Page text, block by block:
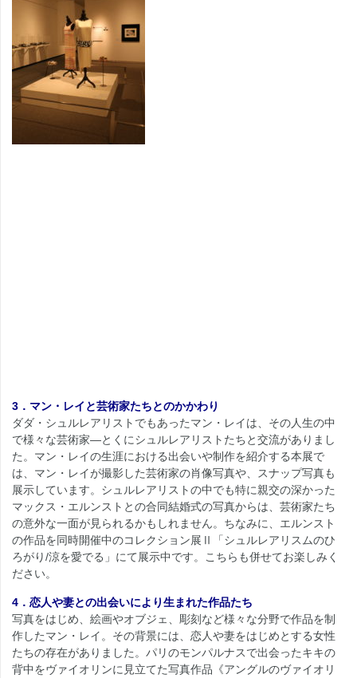
3．マン・レイと芸術家たちとのかかわり
ダダ・シュルレアリストでもあったマン・レイは、その人生の中
で様々な芸術家―とくにシュルレアリストたちと交流がありまし
た。マン・レイの生涯における出会いや制作を紹介する本展で
は、マン・レイが撮影した芸術家の肖像写真や、スナップ写真も
展示しています。シュルレアリストの中でも特に親交の深かった
マックス・エルンストとの合同結婚式の写真からは、芸術家たち
の意外な一面が見られるかもしれません。ちなみに、エルンスト
の作品を同時開催中のコレクション展Ⅱ「シュルレアリスムのひ
ろがり/涼を愛でる」にて展示中です。こちらも併せてお楽しみく
ださい。
4．恋人や妻との出会いにより生まれた作品たち
写真をはじめ、絵画やオブジェ、彫刻など様々な分野で作品を制
作したマン・レイ。その背景には、恋人や妻をはじめとする女性
たちの存在がありました。パリのモンパルナスで出会ったキキの
背中をヴァイオリンに見立てた写真作品《アングルのヴァイオリ